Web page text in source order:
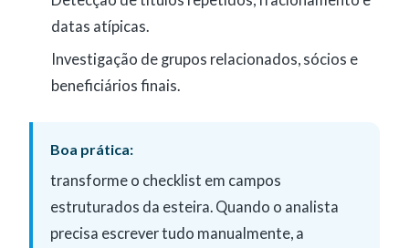
datas atípicas.
Investigação de grupos relacionados, sócios e
beneficiários finais.
Boa prática:
transforme o checklist em campos
estruturados da esteira. Quando o analista
precisa escrever tudo manualmente, a